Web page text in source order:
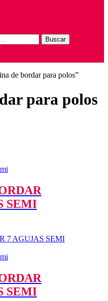
Buscar
de bordar para polos”
para polos
SEMI
SEMI